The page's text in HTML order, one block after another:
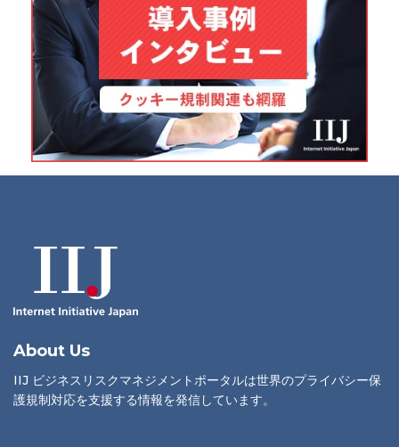
About Us
IIJ ビジネスリスクマネジメントポータルは世界のプライバシー保
護規制対応を支援する情報を発信しています。